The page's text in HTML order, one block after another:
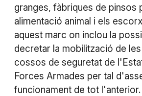
granges, fàbriques de pinsos
alimentació animal i els
aquest marc on inclou la
decretar la mobilització de
cossos de seguretat de
Forces Armades per tal
funcionament de tot l'anterior.